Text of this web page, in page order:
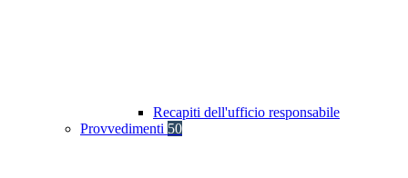
Recapiti dell'ufficio responsabile
Provvedimenti 50